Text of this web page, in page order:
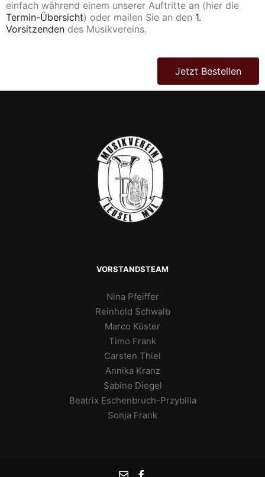
einfach während einem unserer Auftritte an (hier die
Termin-Übersicht) oder mailen Sie an den 1.
Vorsitzenden des Musikvereins.
Jetzt Bestellen
VORSTANDSTEAM
Nina Pfeiffer
Reinhold Schwalb
Marco Küster
Timo Frank
Carsten Thiel
Annika Kranz
Sabine Diegel
Beatrix Eschenbruch-Przybilla
Sonja Frank